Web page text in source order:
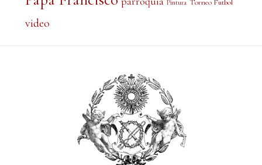
Pintura Torneo Futbol
video